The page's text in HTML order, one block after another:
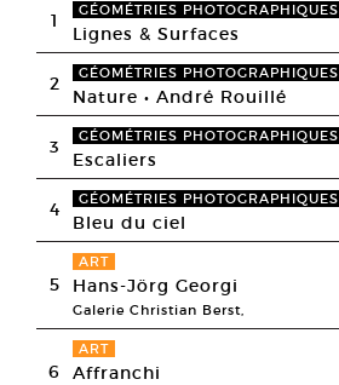
1 GÉOMÉTRIES PHOTOGRAPHIQUES
Lignes & Surfaces
2 GÉOMÉTRIES PHOTOGRAPHIQUES
Nature • André Rouillé
3 GÉOMÉTRIES PHOTOGRAPHIQUES
Escaliers
4 GÉOMÉTRIES PHOTOGRAPHIQUES
Bleu du ciel
5
ART
Hans-Jörg Georgi
Galerie Christian Berst,
6
ART
Affranchi